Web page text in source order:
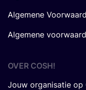
Algemene
Algemene
OVER COSH!
Jouw organisatie op